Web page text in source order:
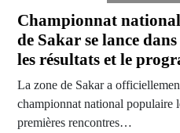
Championnat
de Sakar se lance
les résultats et le
La zone de Sakar a
championnat national populaire
premières rencontres…